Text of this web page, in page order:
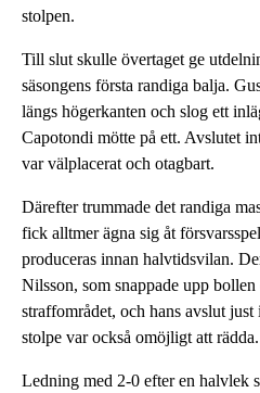
stolpen.
Till slut skulle övertaget ge
säsongens första randiga balja.
längs högerkanten och slog ett
Capotondi mötte på ett. Avslutet
var välplacerat och otagbart.
Därefter trummade det randiga
fick alltmer ägna sig åt
produceras innan halvtidsvilan.
Nilsson, som snappade upp
straffområdet, och hans avslut
stolpe var också omöjligt att rädda.
Ledning med 2-0 efter en halvlek